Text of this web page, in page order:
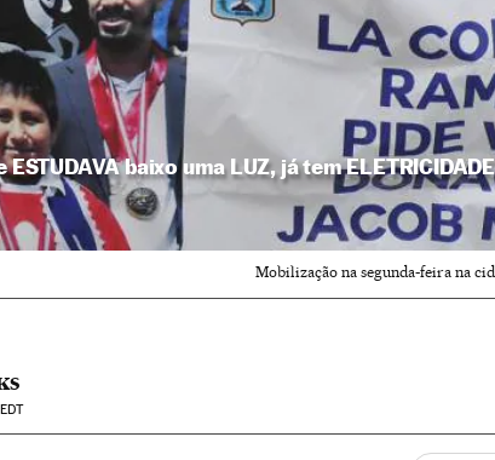
baixo uma LUZ, já tem
Mobilização na segunda-feira na
EDT